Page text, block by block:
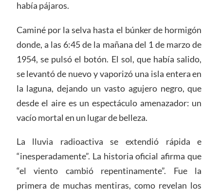
había pájaros.
Caminé por la selva hasta el búnker de hormigón
donde, a las 6:45 de la mañana del 1 de marzo de
1954, se pulsó el botón. El sol, que había salido,
se levantó de nuevo y vaporizó una isla entera en
la laguna, dejando un vasto agujero negro, que
desde el aire es un espectáculo amenazador: un
vacío mortal en un lugar de belleza.
La lluvia radioactiva se extendió rápida e
“inesperadamente”. La historia oficial afirma que
“el viento cambió repentinamente”. Fue la
primera de muchas mentiras, como revelan los